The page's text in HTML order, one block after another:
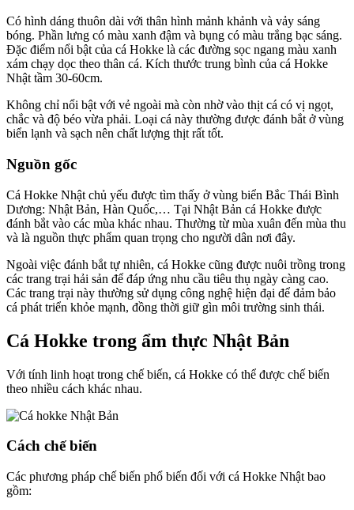
Có hình dáng thuôn dài với thân hình mảnh khảnh và vảy sáng
bóng. Phần lưng có màu xanh đậm và bụng có màu trắng bạc sáng.
Đặc điểm nổi bật của cá Hokke là các đường sọc ngang màu xanh
xám chạy dọc theo thân cá. Kích thước trung bình của cá Hokke
Nhật tầm 30-60cm.
Không chỉ nổi bật với vẻ ngoài mà còn nhờ vào thịt cá có vị ngọt,
chắc và độ béo vừa phải. Loại cá này thường được đánh bắt ở vùng
biển lạnh và sạch nên chất lượng thịt rất tốt.
Nguồn gốc
Cá Hokke Nhật chủ yếu được tìm thấy ở vùng biển Bắc Thái Bình
Dương: Nhật Bản, Hàn Quốc,… Tại Nhật Bản cá Hokke được
đánh bắt vào các mùa khác nhau. Thường từ mùa xuân đến mùa thu
và là nguồn thực phẩm quan trọng cho người dân nơi đây.
Ngoài việc đánh bắt tự nhiên, cá Hokke cũng được nuôi trồng trong
các trang trại hải sản để đáp ứng nhu cầu tiêu thụ ngày càng cao.
Các trang trại này thường sử dụng công nghệ hiện đại để đảm bảo
cá phát triển khỏe mạnh, đồng thời giữ gìn môi trường sinh thái.
Cá Hokke trong ẩm thực Nhật Bản
Với tính linh hoạt trong chế biến, cá Hokke có thể được chế biến
theo nhiều cách khác nhau.
Cách chế biến
Các phương pháp chế biến phổ biến đối với cá Hokke Nhật bao
gồm: